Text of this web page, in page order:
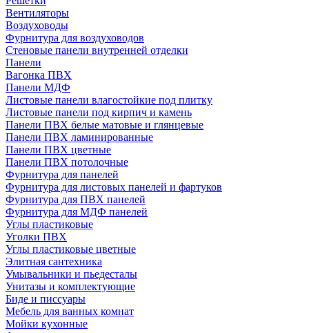
Вентиляторы
Воздуховоды
Фурнитура для воздуховодов
Стеновые панели внутренней отделки
Панели
Вагонка ПВХ
Панели МДФ
Листовые панели влагостойкие под плитку
Листовые панели под кирпич и камень
Панели ПВХ белые матовые и глянцевые
Панели ПВХ ламинированные
Панели ПВХ цветные
Панели ПВХ потолочные
Фурнитура для панелей
Фурнитура для листовых панелей и фартуков
Фурнитура для ПВХ панелей
Фурнитура для МДФ панелей
Углы пластиковые
Уголки ПВХ
Углы пластиковые цветные
Элитная сантехника
Умывальники и пьедесталы
Унитазы и комплектующие
Биде и писсуары
Мебель для ванных комнат
Мойки кухонные